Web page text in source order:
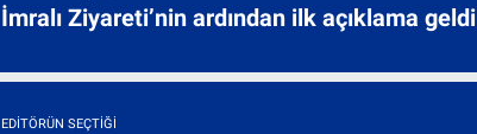
İmralı Ziyareti’nin ardından ilk açıklama geldi
EDITÖRÜN SEÇTIĞI